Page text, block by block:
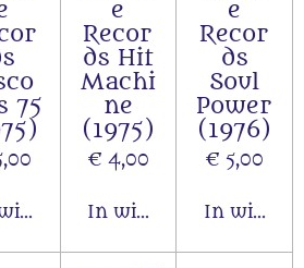
75
e
Recor
ds Hit
Machi
ne
(1975)
€ 4,00
In winkelwagen
e
Recor
ds
Soul
Power
(1976)
€ 5,00
In